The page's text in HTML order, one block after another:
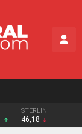
STERLIN
46,18